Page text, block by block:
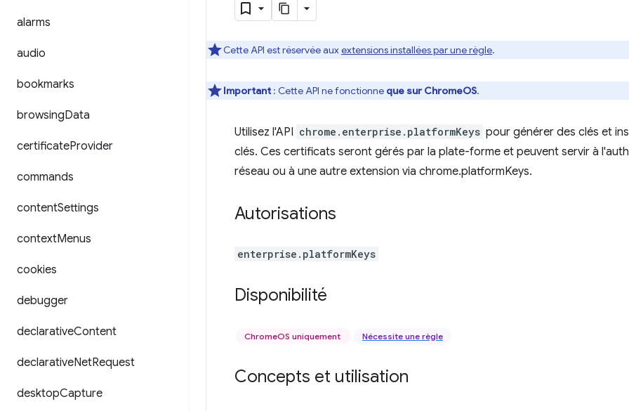
alarms
audio
bookmarks
browsingData
certificateProvider
commands
contentSettings
contextMenus
cookies
debugger
declarativeContent
declarativeNetRequest
desktopCapture
Cette API est réservée auxextensions installées par une règle.
Important : Cette API ne fonctionne que sur ChromeOS.
Utilisez l'API chrome.enterprise.platformKeys pour générer des clés et
clés. Ces certificats seront gérés par la plate-forme et peuvent servir à
réseau ou à une autre extension via chrome.platformKeys.
Autorisations
enterprise.platformKeys
Disponibilité
ChromeOS uniquement Nécessite une règle
Concepts et utilisation